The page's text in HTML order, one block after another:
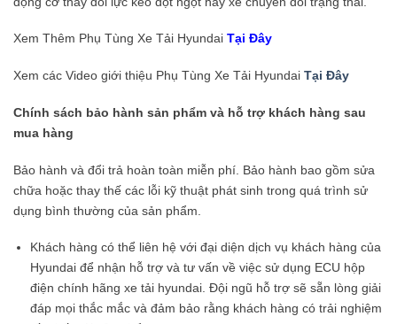
Xem Thêm Phụ Tùng Xe Tải Hyundai Tại Đây
Xem các Video giới thiệu Phụ Tùng Xe Tải Hyundai Tại Đây
Chính sách bảo hành sản phẩm và hỗ trợ khách hàng sau
mua hàng
Bảo hành và đổi trả hoàn toàn miễn phí. Bảo hành bao gồm sửa
chữa hoặc thay thế các lỗi kỹ thuật phát sinh trong quá trình sử
dụng bình thường của sản phẩm.
Khách hàng có thể liên hệ với đại diện dịch vụ khách hàng của
Hyundai để nhận hỗ trợ và tư vấn về việc sử dụng ECU hộp
điện chính hãng xe tải hyundai. Đội ngũ hỗ trợ sẽ sẵn lòng giải
đáp mọi thắc mắc và đảm bảo rằng khách hàng có trải nghiệm